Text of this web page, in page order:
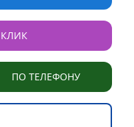
КЛИК
ПО ТЕЛЕФОНУ